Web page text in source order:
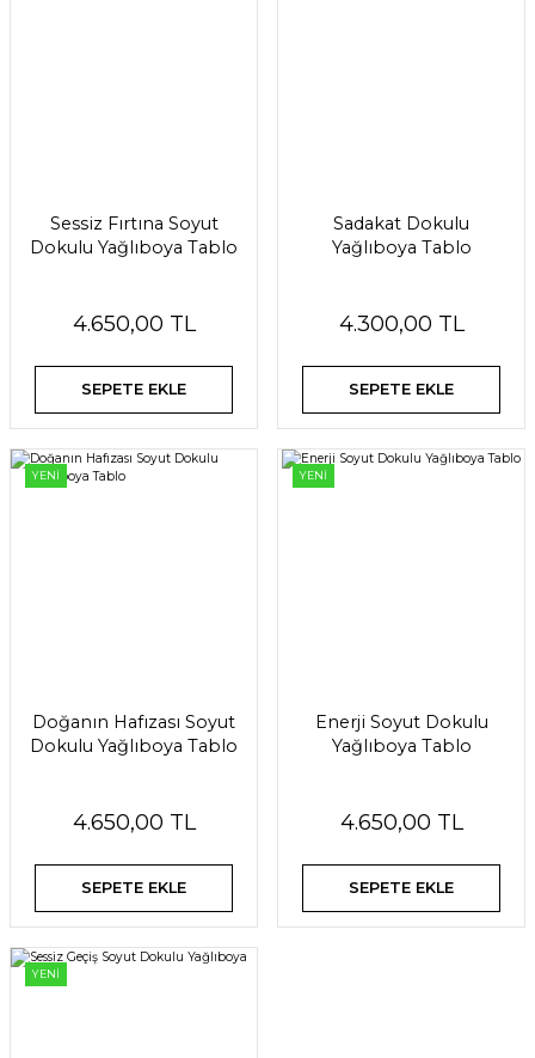
Sessiz Fırtına Soyut
Dokulu Yağlıboya Tablo
4.650,00 TL
SEPETE EKLE
Sadakat Dokulu
Yağlıboya Tablo
4.300,00 TL
SEPETE EKLE
YENİ
Doğanın Hafızası Soyut
Dokulu Yağlıboya Tablo
4.650,00 TL
SEPETE EKLE
YENİ
Enerji Soyut Dokulu
Yağlıboya Tablo
4.650,00 TL
SEPETE EKLE
YENİ